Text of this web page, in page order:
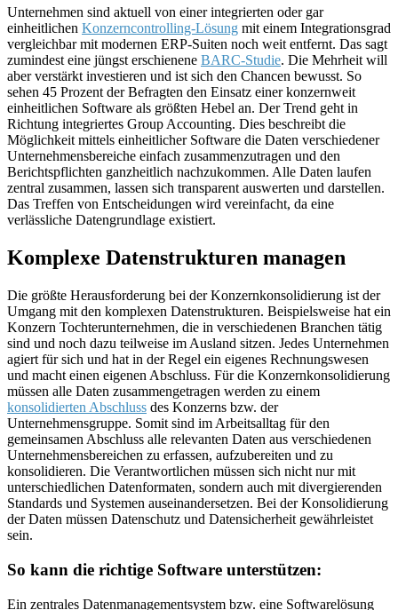
Unternehmen sind aktuell von einer integrierten oder gar
einheitlichen Konzerncontrolling-Lösung mit einem Integrationsgrad
vergleichbar mit modernen ERP-Suiten noch weit entfernt. Das sagt
zumindest eine jüngst erschienene BARC-Studie. Die Mehrheit will
aber verstärkt investieren und ist sich den Chancen bewusst. So
sehen 45 Prozent der Befragten den Einsatz einer konzernweit
einheitlichen Software als größten Hebel an. Der Trend geht in
Richtung integriertes Group Accounting. Dies beschreibt die
Möglichkeit mittels einheitlicher Software die Daten verschiedener
Unternehmensbereiche einfach zusammenzutragen und den
Berichtspflichten ganzheitlich nachzukommen. Alle Daten laufen
zentral zusammen, lassen sich transparent auswerten und darstellen.
Das Treffen von Entscheidungen wird vereinfacht, da eine
verlässliche Datengrundlage existiert.
Komplexe Datenstrukturen managen
Die größte Herausforderung bei der Konzernkonsolidierung ist der
Umgang mit den komplexen Datenstrukturen. Beispielsweise hat ein
Konzern Tochterunternehmen, die in verschiedenen Branchen tätig
sind und noch dazu teilweise im Ausland sitzen. Jedes Unternehmen
agiert für sich und hat in der Regel ein eigenes Rechnungswesen
und macht einen eigenen Abschluss. Für die Konzernkonsolidierung
müssen alle Daten zusammengetragen werden zu einem
konsolidierten Abschluss des Konzerns bzw. der
Unternehmensgruppe. Somit sind im Arbeitsalltag für den
gemeinsamen Abschluss alle relevanten Daten aus verschiedenen
Unternehmensbereichen zu erfassen, aufzubereiten und zu
konsolidieren. Die Verantwortlichen müssen sich nicht nur mit
unterschiedlichen Datenformaten, sondern auch mit divergierenden
Standards und Systemen auseinandersetzen. Bei der Konsolidierung
der Daten müssen Datenschutz und Datensicherheit gewährleistet
sein.
So kann die richtige Software unterstützen:
Ein zentrales Datenmanagementsystem bzw. eine Softwarelösung